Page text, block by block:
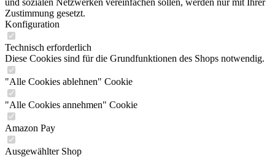
und sozialen Netzwerken vereinfachen sollen, werden nur mit Ihrer
Zustimmung gesetzt.
Konfiguration
Technisch erforderlich
Diese Cookies sind für die Grundfunktionen des Shops notwendig.
"Alle Cookies ablehnen" Cookie
"Alle Cookies annehmen" Cookie
Amazon Pay
Ausgewählter Shop